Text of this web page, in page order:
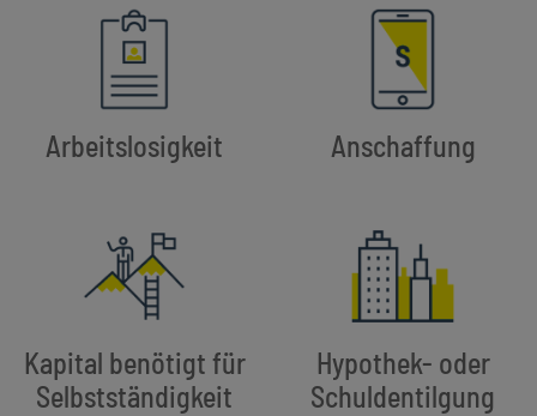
Arbeitslosigkeit Anschaffung
Kapital benötigt für
Selbstständigkeit
Hypothek- oder
Schuldentilgung